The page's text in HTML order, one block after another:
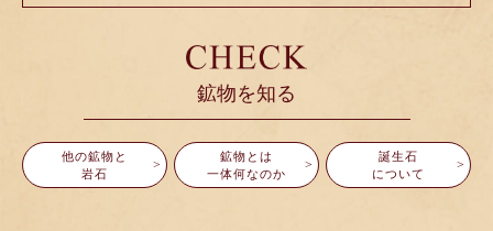
鉱物を知る
他の鉱物と
岩石
鉱物とは
一体何なのか
誕生石
について